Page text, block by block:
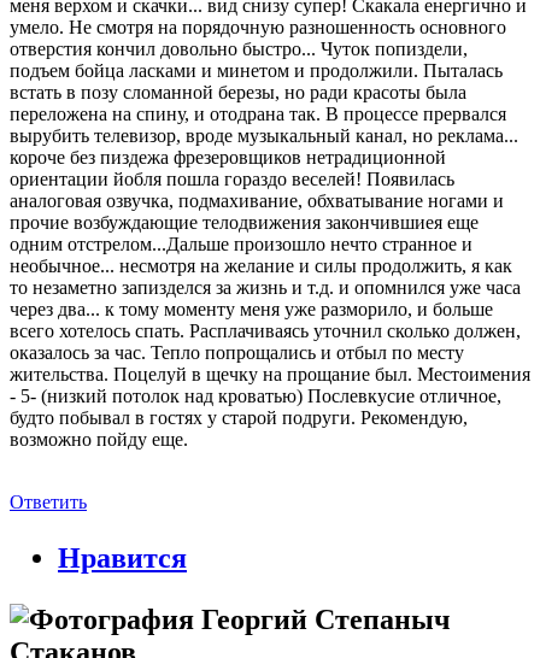
меня верхом и скачки... вид снизу супер! Скакала енергично и
умело. Не смотря на порядочную разношенность основного
отверстия кончил довольно быстро... Чуток попиздели,
подъем бойца ласками и минетом и продолжили. Пыталась
встать в позу сломанной березы, но ради красоты была
переложена на спину, и отодрана так. В процессе прервался
вырубить телевизор, вроде музыкальный канал, но реклама...
короче без пиздежа фрезеровщиков нетрадиционной
ориентации йобля пошла гораздо веселей! Появилась
аналоговая озвучка, подмахивание, обхватывание ногами и
прочие возбуждающие телодвижения закончившиея еще
одним отстрелом...Дальше произошло нечто странное и
необычное... несмотря на желание и силы продолжить, я как
то незаметно запизделся за жизнь и т.д. и опомнился уже часа
через два... к тому моменту меня уже разморило, и больше
всего хотелось спать. Расплачиваясь уточнил сколько должен,
оказалось за час. Тепло попрощались и отбыл по месту
жительства. Поцелуй в щечку на прощание был. Местоимения
- 5- (низкий потолок над кроватью) Послевкусие отличное,
будто побывал в гостях у старой подруги. Рекомендую,
возможно пойду еще.
Ответить
Нравится